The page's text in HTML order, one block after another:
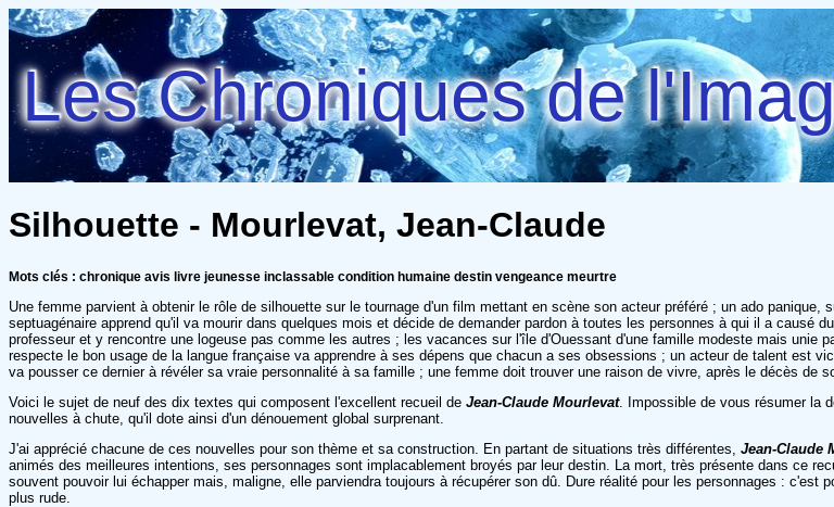
Les Chroniques de
Silhouette - Mourlevat, Jean-Claude
Mots clés : chronique avis livre jeunesse inclassable condition humaine destin vengeance meurtre
Une femme parvient à obtenir le rôle de silhouette sur le tournage d'un film mettant en scène son acteur préféré ; un ado
septuagénaire apprend qu'il va mourir dans quelques mois et décide de demander pardon à toutes les personnes à qui il a causé
professeur et y rencontre une logeuse pas comme les autres ; les vacances sur l'île d'Ouessant d'une famille modeste mais unie
respecte le bon usage de la langue française va apprendre à ses dépens que chacun a ses obsessions ; un acteur de talent est
va pousser ce dernier à révéler sa vraie personnalité à sa famille ; une femme doit trouver une raison de vivre, après le décès de
Voici le sujet de neuf des dix textes qui composent l'excellent recueil de Jean-Claude Mourlevat. Impossible de vous résumer la
nouvelles à chute, qu'il dote ainsi d'un dénouement global surprenant.
J'ai apprécié chacune de ces nouvelles pour son thème et sa construction. En partant de situations très différentes, Jean-Claude
animés des meilleures intentions, ses personnages sont implacablement broyés par leur destin. La mort, très présente dans ce
souvent pouvoir lui échapper mais, maligne, elle parviendra toujours à récupérer son dû. Dure réalité pour les personnages :
plus rude.